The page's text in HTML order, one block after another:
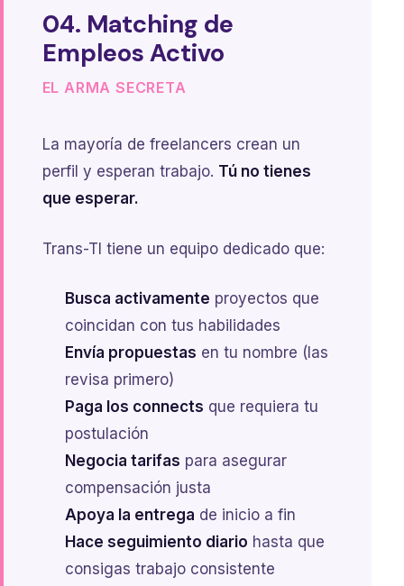
04. Matching de
Empleos Activo
EL ARMA SECRETA
La mayoría de freelancers crean un
perfil y esperan trabajo. Tú no tienes
que esperar.
Trans-TI tiene un equipo dedicado que:
Busca activamente proyectos que
coincidan con tus habilidades
Envía propuestas en tu nombre (las
revisa primero)
Paga los connects que requiera tu
postulación
Negocia tarifas para asegurar
compensación justa
Apoya la entrega de inicio a fin
Hace seguimiento diario hasta que
consigas trabajo consistente